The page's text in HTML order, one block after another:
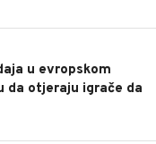
u evropskom
da otjeraju igrače da